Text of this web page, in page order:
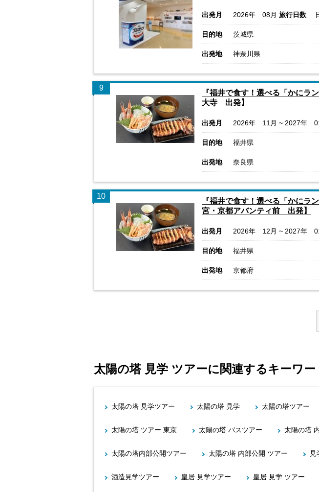
出発月 2026年 08月 旅行日数
目的地 茨城県
出発地 神奈川県
9
『福井で食す！選べる「かにラ
大寺 出発】
出発月 2026年 11月 ~ 2027年
目的地 福井県
出発地 奈良県
10
『福井で食す！選べる「かにラ
宮・京都アバンティ前 出発】
出発月 2026年 12月 ~ 2027年
目的地 福井県
出発地 京都府
太陽の塔 見学 ツアーに関連するキーワー
太陽の塔 見学ツアー 太陽の塔 見学 太陽の塔ツアー
太陽の塔 ツアー 東京 太陽の塔 バスツアー 太陽の塔
太陽の塔内部公開ツアー 太陽の塔 内部公開 ツアー 見
酒造見学ツアー 皇居 見学ツアー 皇居 見学 ツアー